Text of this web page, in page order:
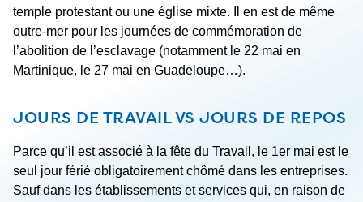
temple protestant ou une église mixte. Il en est de même
outre-mer pour les journées de commémoration de
l’abolition de l’esclavage (notamment le 22 mai en
Martinique, le 27 mai en Guadeloupe…).
JOURS DE TRAVAIL VS JOURS DE REPOS
Parce qu’il est associé à la fête du Travail, le 1er mai est le
seul jour férié obligatoirement chômé dans les entreprises.
Sauf dans les établissements et services qui, en raison de